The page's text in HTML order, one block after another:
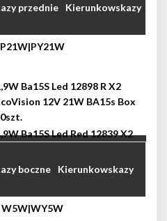
Kierunkowskazy
P21W|PY21W
Kierunkowskazy
W5W|WY5W